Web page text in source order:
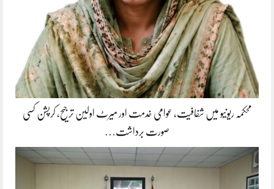
محکمہ ریونیو میں شفافیت، عوامی خدمت اور میرٹ اولین ترجیح، کرپشن کسی
صورت برداشت…